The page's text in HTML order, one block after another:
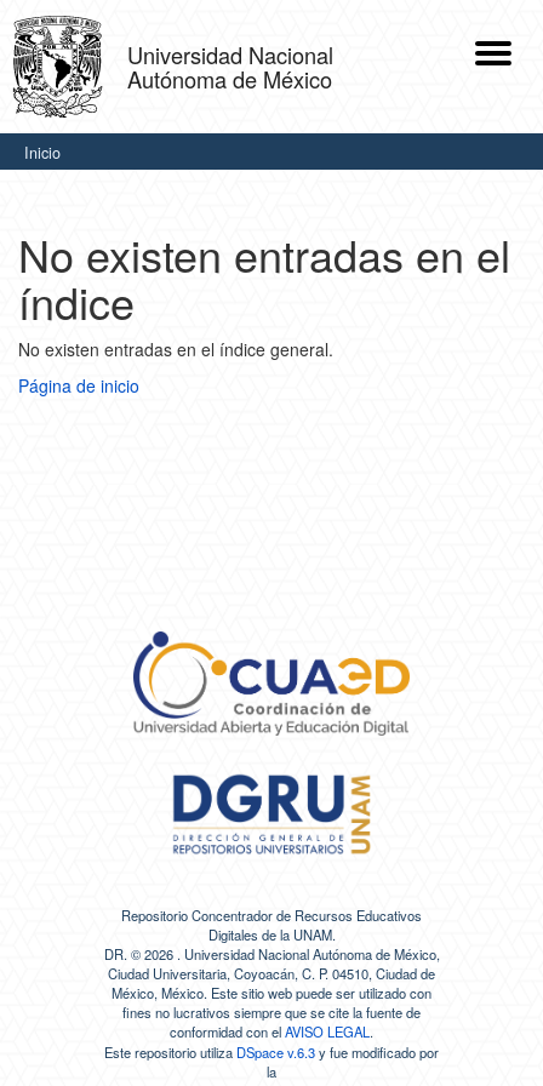
navigation
Universidad Nacional
Autónoma de México
Inicio
No existen entradas en el
índice
No existen entradas en el índice general.
Página de inicio
Repositorio Concentrador de Recursos Educativos
Digitales de la UNAM.
DR. ©2026 . Universidad Nacional Autónoma de México,
Ciudad Universitaria, Coyoacán, C. P. 04510, Ciudad de
México, México. Este sitio web puede ser utilizado con
fines no lucrativos siempre que se cite la fuente de
conformidad con elAVISO LEGAL .
Este repositorio utiliza DSpace v.6.3y fue modificado por
la